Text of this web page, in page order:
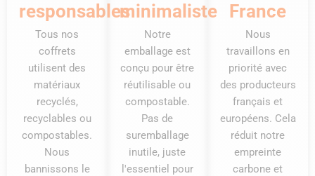
responsables
Tous nos
coffrets
utilisent des
matériaux
recyclés,
recyclables ou
compostables.
Nous
bannissons le
minimaliste
Notre
emballage est
conçu pour être
réutilisable ou
compostable.
Pas de
suremballage
inutile, juste
l'essentiel pour
France
Nous
travaillons en
priorité avec
des producteurs
français et
européens. Cela
réduit notre
empreinte
carbone et